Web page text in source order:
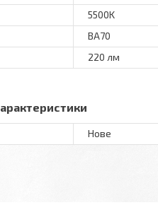
5500K
ВА70
220 лм
Нове